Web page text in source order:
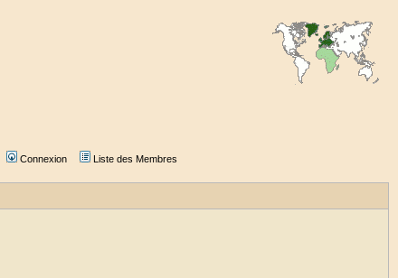
Connexion Liste des Membres